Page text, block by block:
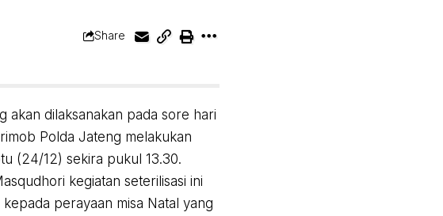
Share
akan dilaksanakan pada sore hari
Polda Jateng melakukan
(24/12) sekira pukul 13.30.
kegiatan seterilisasi ini
perayaan misa Natal yang